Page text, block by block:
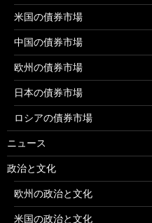
米国の債券市場
中国の債券市場
欧州の債券市場
日本の債券市場
ロシアの債券市場
ニュース
政治と文化
欧州の政治と文化
米国の政治と文化